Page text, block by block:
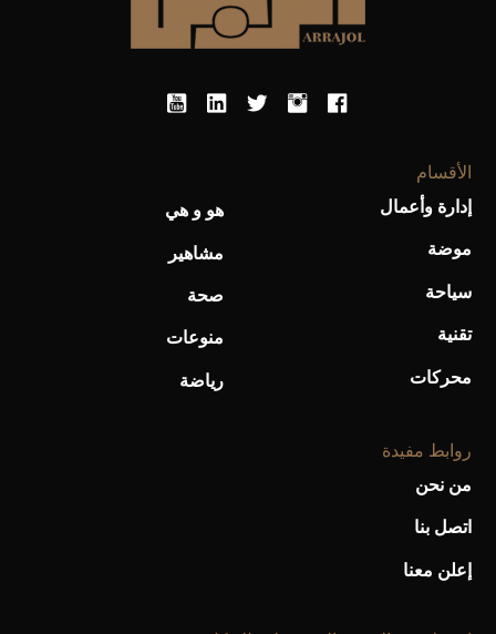
الأقسام
إدارة وأعمال
موضة
سياحة
تقنية
محركات
هو و هي
مشاهير
صحة
منوعات
رياضة
روابط مفيدة
من نحن
اتصل بنا
إعلن معنا